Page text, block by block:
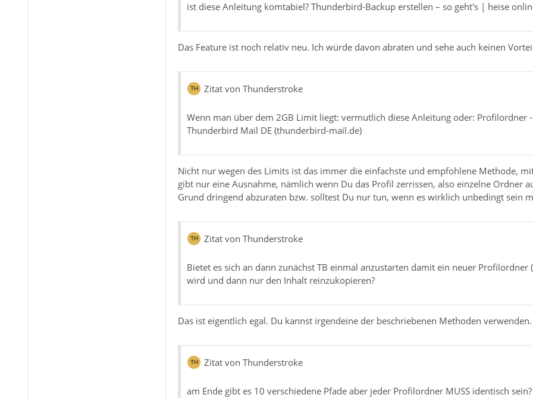
ist diese Anleitung komtabiel? Thunderbird-Backup erstellen – so geht's | heise
Das Feature ist noch relativ neu. Ich würde davon abraten und sehe auch keinen
Zitat von Thunderstroke
Wenn man über dem 2GB Limit liegt: vermutlich diese Anleitung oder: Profilordner
Thunderbird Mail DE (thunderbird-mail.de)
Nicht nur wegen des Limits ist das immer die einfachste und empfohlene Methode,
gibt nur eine Ausnahme, nämlich wenn Du das Profil zerrissen, also einzelne Ordner
Grund dringend abzuraten bzw. solltest Du nur tun, wenn es wirklich unbedingt sein
Zitat von Thunderstroke
Bietet es sich an dann zunächst TB einmal anzustarten damit ein neuer Profilordner
wird und dann nur den Inhalt reinzukopieren?
Das ist eigentlich egal. Du kannst irgendeine der beschriebenen Methoden verwenden.
Zitat von Thunderstroke
am Ende gibt es 10 verschiedene Pfade aber jeder Profilordner MUSS identisch sein?